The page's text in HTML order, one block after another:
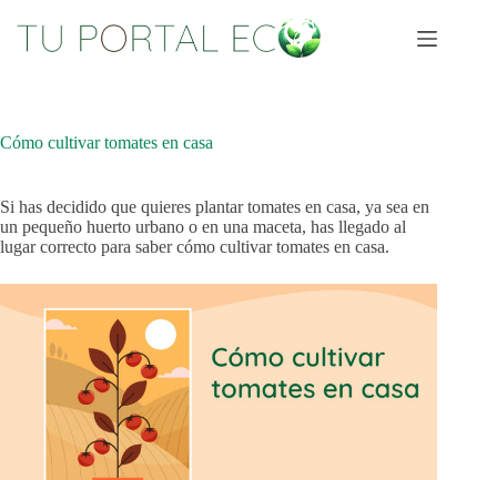
contenido
Cómo cultivar tomates en casa
Si has decidido que quieres plantar tomates en casa, ya sea en
un pequeño huerto urbano o en una maceta, has llegado al
lugar correcto para saber cómo cultivar tomates en casa.